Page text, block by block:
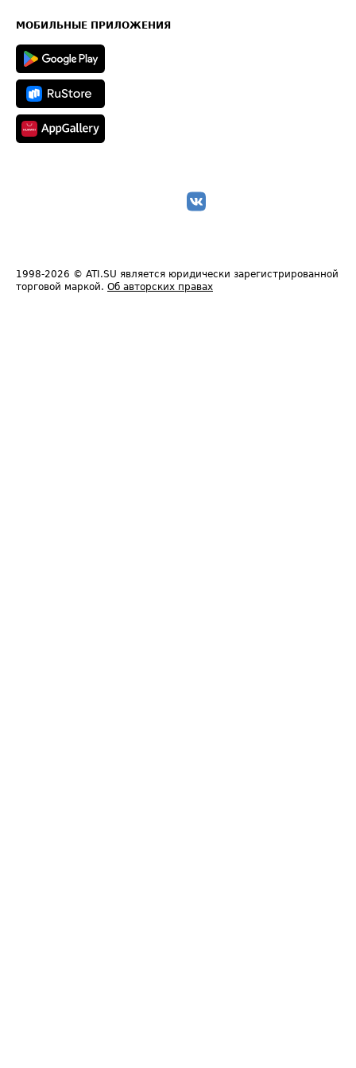
Техническая информация
МОБИЛЬНЫЕ ПРИЛОЖЕНИЯ
1998-2026 © ATI.SU является юридически зарегистрированной
торговой маркой. Об авторских правах